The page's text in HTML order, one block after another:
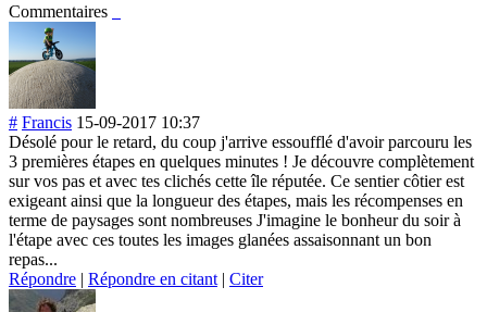
Commentaires
# Francis 15-09-2017 10:37
Désolé pour le retard, du coup j'arrive essoufflé d'avoir parcouru les
3 premières étapes en quelques minutes ! Je découvre complètement
sur vos pas et avec tes clichés cette île réputée. Ce sentier côtier est
exigeant ainsi que la longueur des étapes, mais les récompenses en
terme de paysages sont nombreuses J'imagine le bonheur du soir à
l'étape avec ces toutes les images glanées assaisonnant un bon
repas...
Répondre | Répondre en citant | Citer